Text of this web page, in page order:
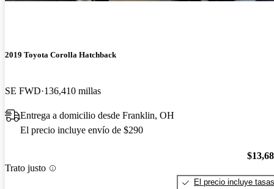
2019 Toyota Corolla Hatchback
SE FWD 136,410 millas
Entrega a domicilio desde Franklin, OH
El precio incluye envío de $290
Trato justo
El precio incluye tasas